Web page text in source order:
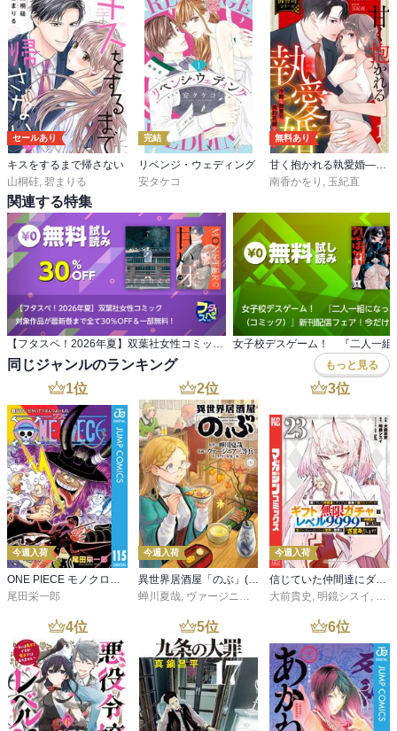
セールあり
キスをするまで帰さない
山桐硅 碧まりる
完結
リベンジ・ウェディング
安タケコ
無料あり
南香かをり
玉紀直
関連する特集
同じジャンルのランキング もっと見る
1位
今週入荷
ONE PIECE モノクロ版 115
尾田栄一郎
2位
今週入荷
異世界居酒屋「のぶ」(22)
蝉川夏哉, ヴァージニア二等兵 ,転
3位
今週入荷
信じていた仲間達にダンジョン奥地で殺されかけたがギフト『無限ガチャ』でレベル９９９９の仲間達を手に入れて元パーティーメンバーと世界に復讐＆『ざまぁ！』します！（２３）
大前貴史 , 明鏡シスイ , ｔ
4位 5位 6位